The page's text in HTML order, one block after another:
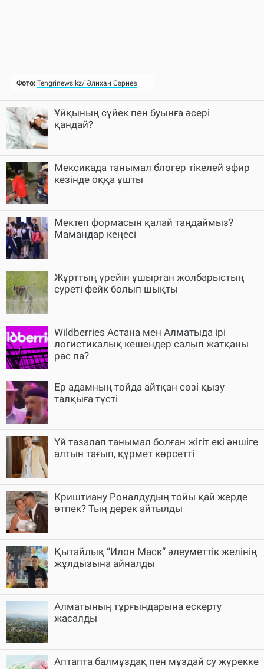
Ұйқының сүйек пен буынға әсері
қандай?
Мексикада танымал блогер тікелей эфир
кезінде оққа ұшты
Мектеп формасын қалай таңдаймыз?
Мамандар кеңесі
Жұрттың үрейін ұшырған жолбарыстың
суреті фейк болып шықты
Wildberries Астана мен Алматыда ірі
логистикалық кешендер салып жатқаны
рас па?
Ер адамның тойда айтқан сөзі қызу
талқыға түсті
Үй тазалап танымал болған жігіт екі әншіге
алтын тағып, құрмет көрсетті
Криштиану Роналдудың тойы қай жерде
өтпек? Тың дерек айтылды
Қытайлық “Илон Маск“ әлеуметтік желінің
жұлдызына айналды
Алматының тұрғындарына ескерту
жасалды
Аптапта балмұздақ пен мұздай су жүрекке